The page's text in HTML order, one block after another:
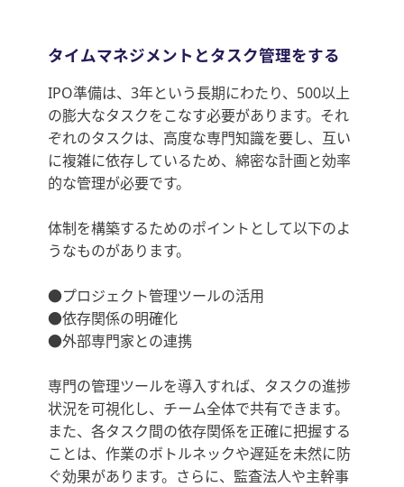
タイムマネジメントとタスク管理をする
IPO準備は、3年という長期にわたり、500以上
の膨大なタスクをこなす必要があります。それ
ぞれのタスクは、高度な専門知識を要し、互い
に複雑に依存しているため、綿密な計画と効率
的な管理が必要です。
体制を構築するためのポイントとして以下のよ
うなものがあります。
●プロジェクト管理ツールの活用
●依存関係の明確化
●外部専門家との連携
専門の管理ツールを導入すれば、タスクの進捗
状況を可視化し、チーム全体で共有できます。
また、各タスク間の依存関係を正確に把握する
ことは、作業のボトルネックや遅延を未然に防
ぐ効果があります。さらに、監査法人や主幹事